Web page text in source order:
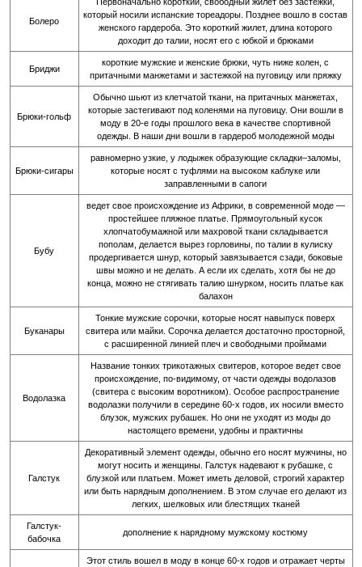
Болеро
который носили испанские тореадоры. Позднее вошло в состав
женского гардероба. Это короткий жилет, длина которого
доходит до талии, носят его с юбкой и брюками
Бриджи
короткие мужские и женские брюки, чуть ниже колен, с
притачными манжетами и застежкой на пуговицу или пряжку
Брюки-гольф
Обычно шьют из клетчатой ткани, на притачных манжетах,
которые застегивают под коленями на пуговицу. Они вошли в
моду в 20-е годы прошлого века в качестве спортивной
одежды. В наши дни вошли в гардероб молодежной моды
Брюки-сигары
равномерно узкие, у лодыжек образующие складки–заломы,
которые носят с туфлями на высоком каблуке или
заправленными в сапоги
Бубу
ведет свое происхождение из Африки, в современной моде —
простейшее пляжное платье. Прямоугольный кусок
хлопчатобумажной или махровой ткани складывается
пополам, делается вырез горловины, по талии в кулиску
продергивается шнур, который завязывается сзади, боковые
швы можно и не делать. А если их сделать, хотя бы не до
конца, можно не стягивать талию шнурком, носить платье как
балахон
Буканары
Тонкие мужские сорочки, которые носят навыпуск поверх
свитера или майки. Сорочка делается достаточно просторной,
с расширенной линией плеч и свободными проймами
Водолазка
Название тонких трикотажных свитеров, которое ведет свое
происхождение, по-видимому, от части одежды водолазов
(свитера с высоким воротником). Особое распространение
водолазки получили в середине 60-х годов, их носили вместо
блузок, мужских рубашек. Но они не уходят из моды до
настоящего времени, удобны и практичны
Галстук
Декоративный элемент одежды, обычно его носят мужчины, но
могут носить и женщины. Галстук надевают к рубашке, с
блузкой или платьем. Может иметь деловой, строгий характер
или быть нарядным дополнением. В этом случае его делают из
легких, шелковых или блестящих тканей
Галстук-
бабочка
дополнение к нарядному мужскому костюму
Этот стиль вошел в моду в конце 60-х годов и отражает черты